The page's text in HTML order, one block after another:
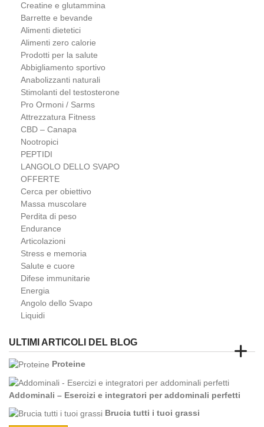
Creatine e glutammina
Barrette e bevande
Alimenti dietetici
Alimenti zero calorie
Prodotti per la salute
Abbigliamento sportivo
Anabolizzanti naturali
Stimolanti del testosterone
Pro Ormoni / Sarms
Attrezzatura Fitness
CBD – Canapa
Nootropici
PEPTIDI
LANGOLO DELLO SVAPO
OFFERTE
Cerca per obiettivo
Massa muscolare
Perdita di peso
Endurance
Articolazioni
Stress e memoria
Salute e cuore
Difese immunitarie
Energia
Angolo dello Svapo
Liquidi
ULTIMI ARTICOLI DEL BLOG
Proteine
Addominali – Esercizi e integratori per addominali perfetti
Brucia tutti i tuoi grassi